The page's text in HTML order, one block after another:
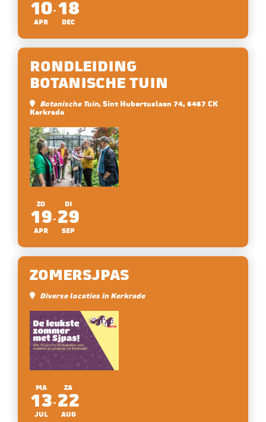
10
APR
18
DEC
ZO
19
APR
DI
29
SEP
RONDLEIDING
BOTANISCHE TUIN
Botanische Tuin, Sint Hubertuslaan 74, 6467 CK
Kerkrade
MA
13
JUL
ZA
22
AUG
ZOMERSJPAS
Diverse locaties in Kerkrade